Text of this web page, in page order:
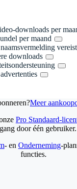
downloads per
per maand
vereist
downloads
Meer
Pro Standaard-
door één gebruiker.
- en Onderneming-
functies.